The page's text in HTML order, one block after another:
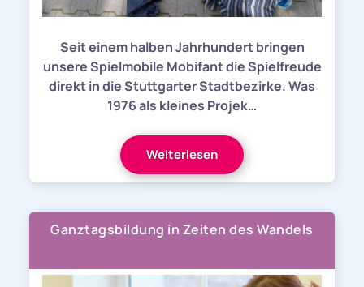
Seit einem halben Jahrhundert bringen
unsere Spielmobile Mobifant die Spielfreude
direkt in die Stuttgarter Stadtbezirke. Was
1976 als kleines Projek…
Weiterlesen
Ganztagsbildung in Zeiten des Wandels